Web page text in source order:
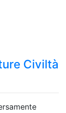
Civiltà